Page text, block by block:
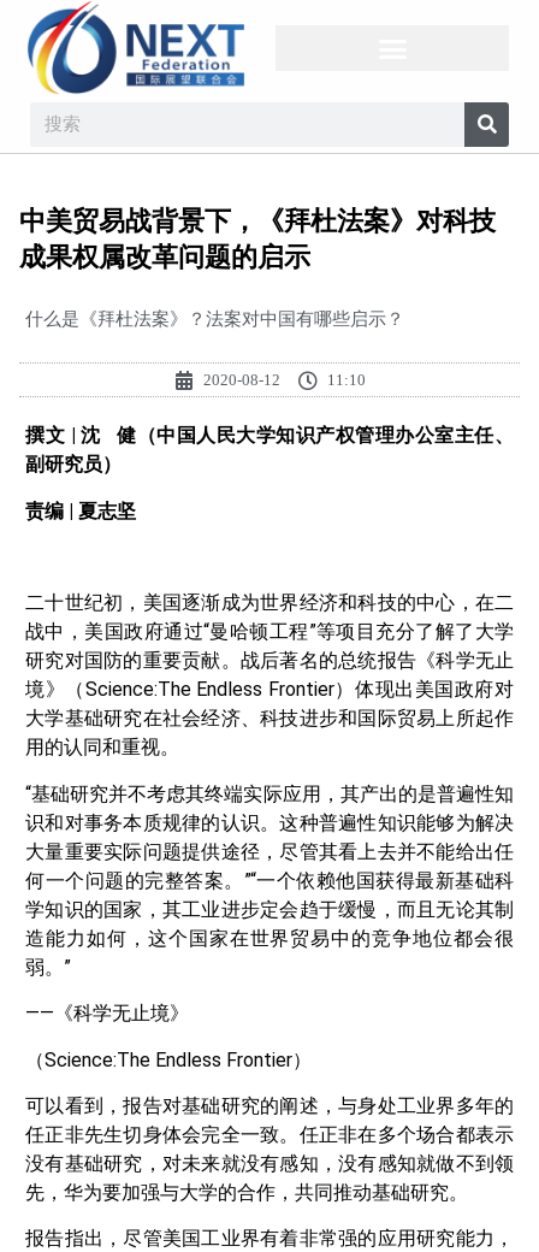
中美贸易战背景下，《拜杜法案》对科技
成果权属改革问题的启示
什么是《拜杜法案》？法案对中国有哪些启示？
2020-08-12 11:10
撰文 | 沈 健（中国人民大学知识产权管理办公室主任、
副研究员）
责编 | 夏志坚
二十世纪初，美国逐渐成为世界经济和科技的中心，在二
战中，美国政府通过“曼哈顿工程”等项目充分了解了大学
研究对国防的重要贡献。战后著名的总统报告《科学无止
境》（Science:The Endless Frontier）体现出美国政府对
大学基础研究在社会经济、科技进步和国际贸易上所起作
用的认同和重视。
“基础研究并不考虑其终端实际应用，其产出的是普遍性知
识和对事务本质规律的认识。这种普遍性知识能够为解决
大量重要实际问题提供途径，尽管其看上去并不能给出任
何一个问题的完整答案。”“一个依赖他国获得最新基础科
学知识的国家，其工业进步定会趋于缓慢，而且无论其制
造能力如何，这个国家在世界贸易中的竞争地位都会很
弱。”
——《科学无止境》
（Science:The Endless Frontier）
可以看到，报告对基础研究的阐述，与身处工业界多年的
任正非先生切身体会完全一致。任正非在多个场合都表示
没有基础研究，对未来就没有感知，没有感知就做不到领
先，华为要加强与大学的合作，共同推动基础研究。
报告指出，尽管美国工业界有着非常强的应用研究能力，